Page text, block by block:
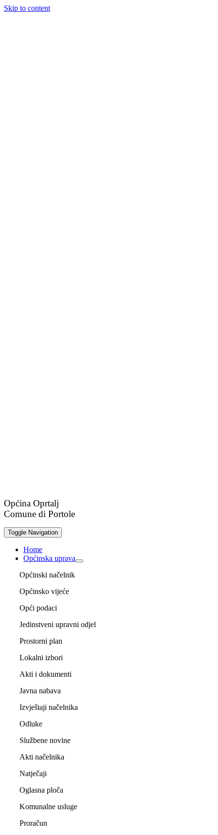
Skip to content
Općina Oprtalj
Comune di Portole
Toggle Navigation
Home
Općinska uprava
Općinski načelnik
Općinsko vijeće
Opći podaci
Jedinstveni upravni odjel
Prostorni plan
Lokalni izbori
Akti i dokumenti
Javna nabava
Izvještaji načelnika
Odluke
Službene novine
Akti načelnika
Natječaji
Oglasna ploča
Komunalne usluge
Proračun